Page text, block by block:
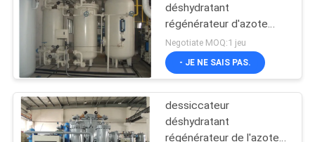
NOUVELLES
CAS
DEMANDEZ
déshydratant
régénérateur d'azote
avec le contrôle du
panneau d'écran
tactile/PLC
Negotiate MOQ:1 jeu
- JE NE SAIS PAS.
dessiccateur
déshydratant
régénérateur de l'azote